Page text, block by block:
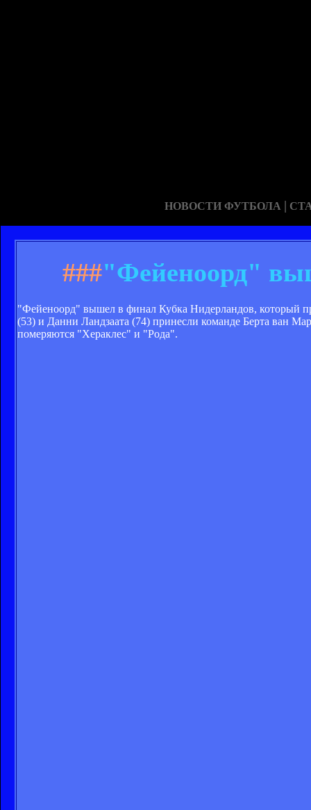
НОВОСТИ ФУТБОЛА |
###"Фейеноорд"
"Фейеноорд" вышел в финал Кубка Нидерландов, который
(53) и Данни Ландзаата (74) принесли команде Берта ван
померяются "Хераклес" и "Рода".